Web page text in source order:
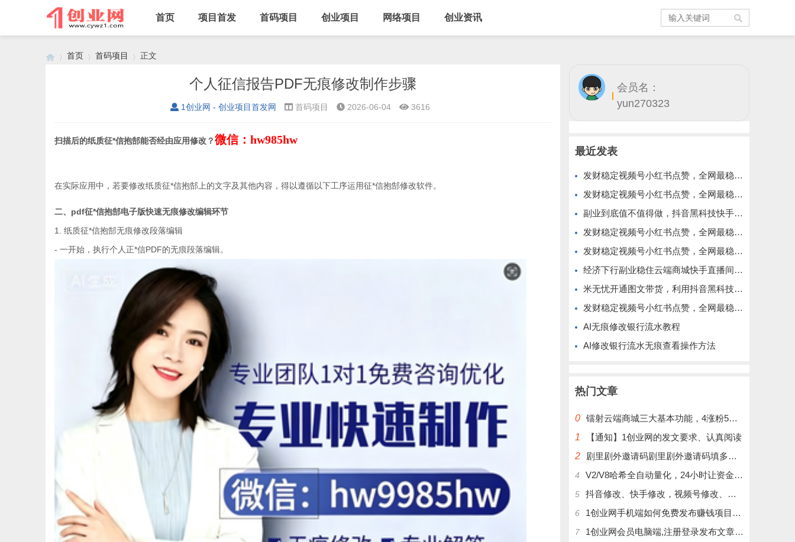
首页 项目首发 首码项目 创业项目 网络项目 创业资讯
首页 首码项目 正文
个人征信报告PDF无痕修改制作步骤
1创业网 - 创业项目首发网 首码项目 2026-06-04 3616
扫描后的纸质征*信抱郜能否经由应用修改？微信：hw985hw
在实际应用中，若要修改纸质征*信抱郜上的文字及其他内容，得以遵循以下工序运用征*信抱郜修改软件。
二、pdf征*信抱郜电子版快速无痕修改编辑环节
1. 纸质征*信抱郜无痕修改段落编辑
- 一开始，执行个人正*信PDF的无痕段落编辑。
会员名：
yun270323
最近发表
发财稳定视频号小红书点赞，全网最稳定绿色的项目，价格拉满的哦
发财稳定视频号小红书点赞，全网最稳定绿色的项目，今年再加油
副业到底值不值得做，抖音黑科技快手上人涨粉云端商城真能逆袭赚钱
发财稳定视频号小红书点赞，全网最稳定绿色的项目，完美来拉新
发财稳定视频号小红书点赞，全网最稳定绿色的项目，完全自动了
经济下行副业稳住云端商城快手直播间挂铁涨粉丝抖音黑科技实操
米无忧开通图文带货，利用抖音黑科技商城快速涨粉1000+，单日变现2W！
发财稳定视频号小红书点赞，全网最稳定绿色的项目，完美自动了
AI无痕修改银行流水教程
AI修改银行流水无痕查看操作方法
热门文章
0 镭射云端商城三大基本功能，4涨粉5涨播放量6挂铁，为你揭开真实的面纱!
1
【通知】1创业网的发文要求、认真阅读
2
剧里剧外邀请码剧里剧外邀请码填多少呢？
4 V2/V8哈希全自动量化，24小时让资金为你打工！
5 抖音修改、快手修改，视频号修改、大屏修改|橱窗修改|抖店修改|、招代理可单独购买
6 1创业网手机端如何免费发布赚钱项目文章
7 1创业网会员电脑端,注册登录发布文章,操作介绍